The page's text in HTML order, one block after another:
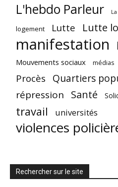
L'hebdo Parleur
logement
Lutte Lutte
manifestation
Mouvements sociaux médias
Procès Quartiers
répression Santé
travail universités
violences
Rechercher sur le site